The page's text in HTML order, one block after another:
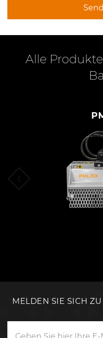
Alle
MELDEN SIE SICH